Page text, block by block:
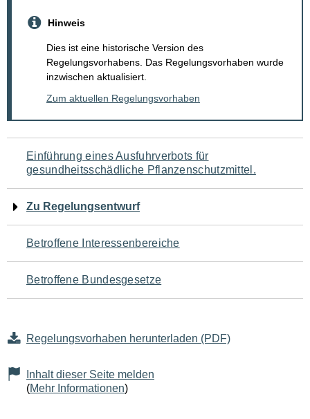
Hinweis
Dies ist eine historische Version des
Regelungsvorhabens. Das Regelungsvorhaben wurde
inzwischen aktualisiert.
Zum aktuellen Regelungsvorhaben
Navigation
für
den
Seiteninhalt
Einführung eines Ausfuhrverbots für
gesundheitsschädliche Pflanzenschutzmittel.
Zu Regelungsentwurf
Betroffene Interessenbereiche
Betroffene Bundesgesetze
Regelungsvorhaben herunterladen (PDF)
Inhalt dieser Seite melden
(Mehr Informationen)